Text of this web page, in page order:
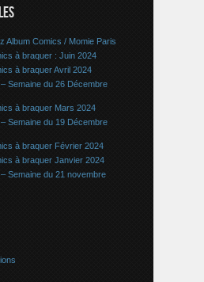
Album Comics / Momie Paris
à braquer : Juin 2024
à braquer Avril 2024
– Semaine du 26 Décembre
à braquer Mars 2024
– Semaine du 19 Décembre
à braquer Février 2024
à braquer Janvier 2024
– Semaine du 21 novembre